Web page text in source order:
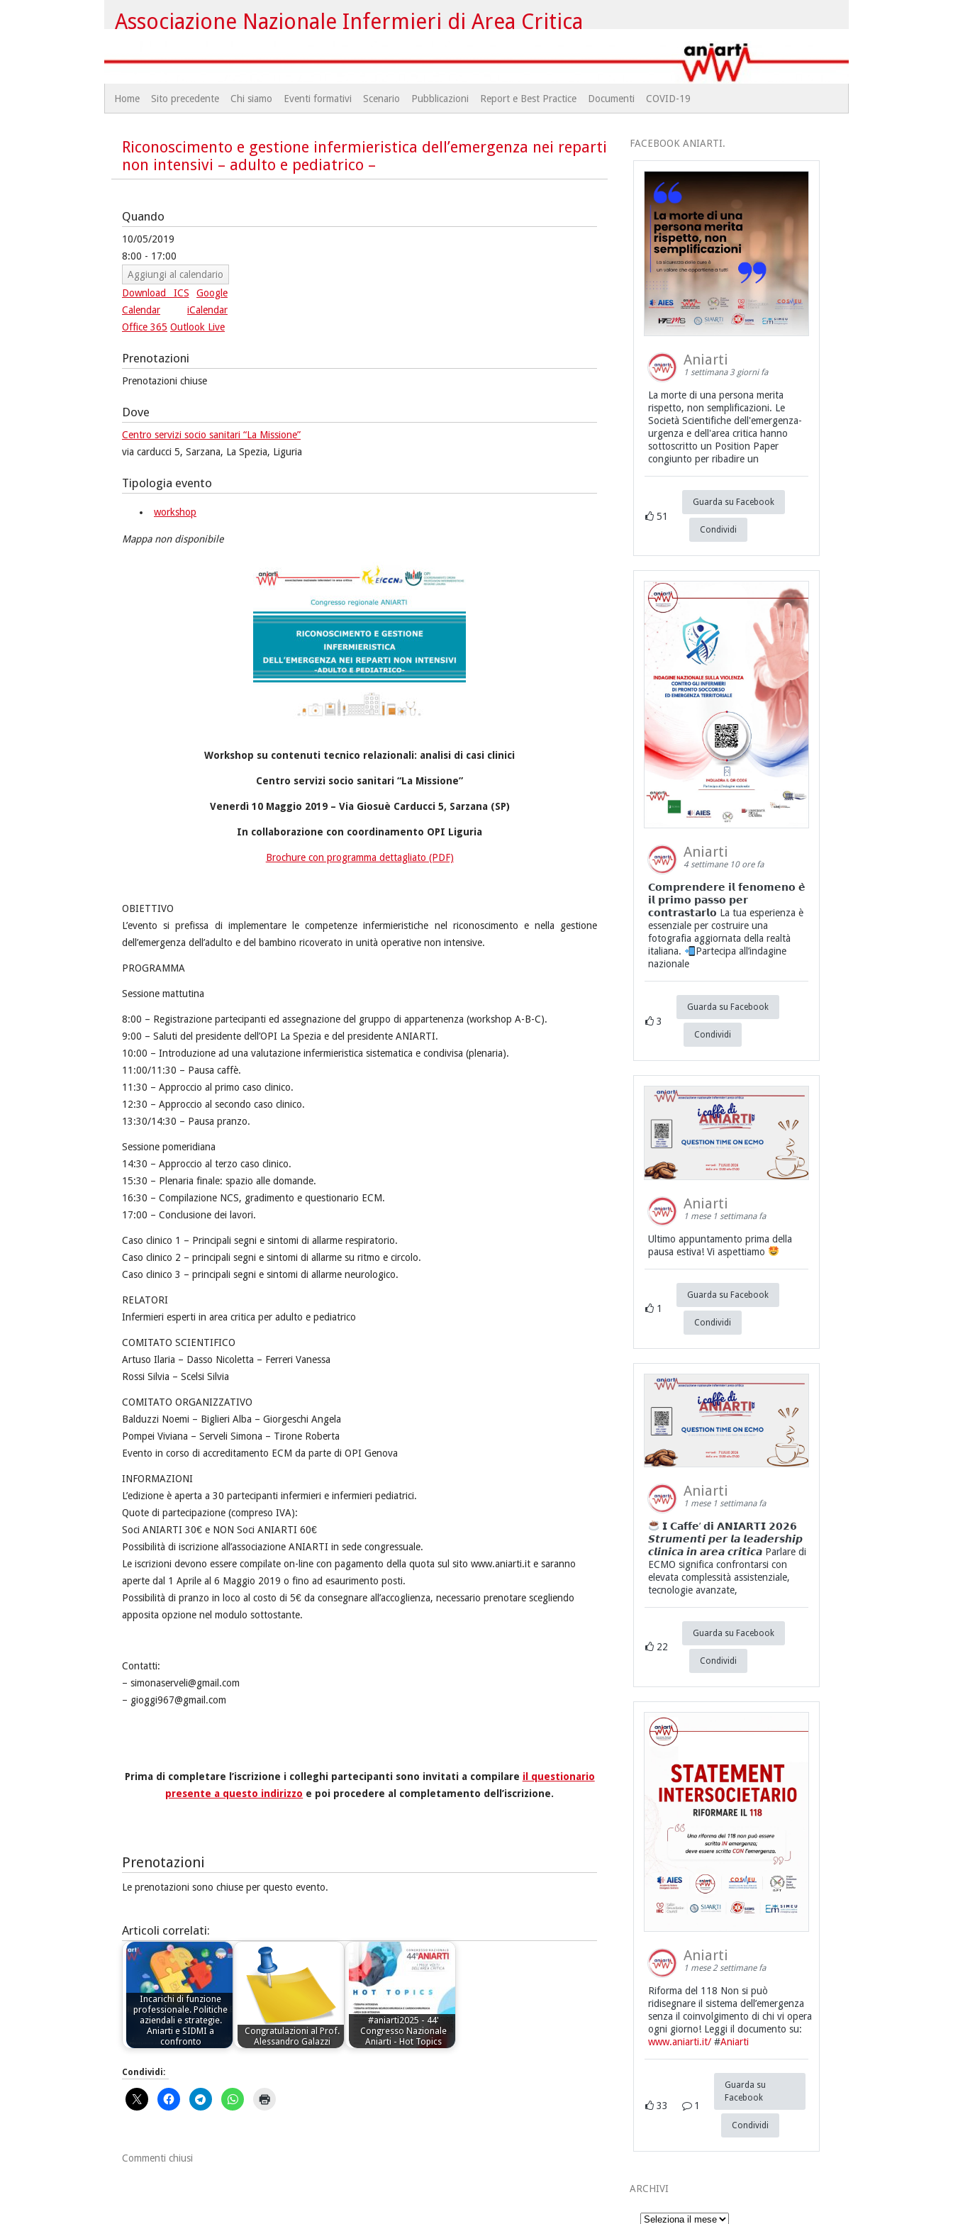
Associazione Nazionale Infermieri di Area Critica
Home Sito precedente Chi siamo Eventi formativi Scenario Pubblicazioni Report e Best Practice Documenti COVID-19
Riconoscimento e gestione infermieristica dell’emergenza nei reparti
non intensivi – adulto e pediatrico –
Quando
10/05/2019
8:00 - 17:00
Aggiungi al calendario
Download ICS
Google
Calendar
iCalendar
Office 365 Outlook Live
Prenotazioni
Prenotazioni chiuse
Dove
Centro servizi socio sanitari “La Missione”
via carducci 5, Sarzana, La Spezia, Liguria
Tipologia evento
workshop
Mappa non disponibile
Workshop su contenuti tecnico relazionali: analisi di casi clinici
Centro servizi socio sanitari “La Missione”
Venerdì 10 Maggio 2019 – Via Giosuè Carducci 5, Sarzana (SP)
In collaborazione con coordinamento OPI Liguria
Brochure con programma dettagliato (PDF)
OBIETTIVO
L’evento si prefissa di implementare le competenze infermieristiche nel riconoscimento e nella gestione
dell’emergenza dell’adulto e del bambino ricoverato in unità operative non intensive.
PROGRAMMA
Sessione mattutina
8:00 – Registrazione partecipanti ed assegnazione del gruppo di appartenenza (workshop A-B-C).
9:00 – Saluti del presidente dell’OPI La Spezia e del presidente ANIARTI.
10:00 – Introduzione ad una valutazione infermieristica sistematica e condivisa (plenaria).
11:00/11:30 – Pausa caffè.
11:30 – Approccio al primo caso clinico.
12:30 – Approccio al secondo caso clinico.
13:30/14:30 – Pausa pranzo.
Sessione pomeridiana
14:30 – Approccio al terzo caso clinico.
15:30 – Plenaria finale: spazio alle domande.
16:30 – Compilazione NCS, gradimento e questionario ECM.
17:00 – Conclusione dei lavori.
Caso clinico 1 – Principali segni e sintomi di allarme respiratorio.
Caso clinico 2 – principali segni e sintomi di allarme su ritmo e circolo.
Caso clinico 3 – principali segni e sintomi di allarme neurologico.
RELATORI
Infermieri esperti in area critica per adulto e pediatrico
COMITATO SCIENTIFICO
Artuso Ilaria – Dasso Nicoletta – Ferreri Vanessa
Rossi Silvia – Scelsi Silvia
COMITATO ORGANIZZATIVO
Balduzzi Noemi – Biglieri Alba – Giorgeschi Angela
Pompei Viviana – Serveli Simona – Tirone Roberta
Evento in corso di accreditamento ECM da parte di OPI Genova
INFORMAZIONI
L’edizione è aperta a 30 partecipanti infermieri e infermieri pediatrici.
Quote di partecipazione (compreso IVA):
Soci ANIARTI 30€ e NON Soci ANIARTI 60€
Possibilità di iscrizione all’associazione ANIARTI in sede congressuale.
Le iscrizioni devono essere compilate on-line con pagamento della quota sul sito www.aniarti.it e saranno
aperte dal 1 Aprile al 6 Maggio 2019 o fino ad esaurimento posti.
Possibilità di pranzo in loco al costo di 5€ da consegnare all’accoglienza, necessario prenotare scegliendo
apposita opzione nel modulo sottostante.
Contatti:
– simonaserveli@gmail.com
– gioggi967@gmail.com
Prima di completare l’iscrizione i colleghi partecipanti sono invitati a compilare il questionario
presente a questo indirizzo e poi procedere al completamento dell’iscrizione.
Prenotazioni
Le prenotazioni sono chiuse per questo evento.
Articoli correlati:
Incarichi di funzione
professionale. Politiche
aziendali e strategie.
Aniarti e SIDMI a
confronto
Congratulazioni al Prof.
Alessandro Galazzi
#aniarti2025 - 44'
Congresso Nazionale
Aniarti - Hot Topics
Condividi:
Commenti chiusi
FACEBOOK ANIARTI.
Aniarti
1 settimana 3 giorni fa
La morte di una persona merita
rispetto, non semplificazioni. Le
Società Scientifiche dell'emergenza-
urgenza e dell'area critica hanno
sottoscritto un Position Paper
congiunto per ribadire un
51
Guarda su Facebook
Condividi
Aniarti
4 settimane 10 ore fa
𝗖𝗼𝗺𝗽𝗿𝗲𝗻𝗱𝗲𝗿𝗲 𝗶𝗹 𝗳𝗲𝗻𝗼𝗺𝗲𝗻𝗼 𝗲̀
𝗶𝗹 𝗽𝗿𝗶𝗺𝗼 𝗽𝗮𝘀𝘀𝗼 𝗽𝗲𝗿
𝗰𝗼𝗻𝘁𝗿𝗮𝘀𝘁𝗮𝗿𝗹𝗼 La tua esperienza è
essenziale per costruire una
fotografia aggiornata della realtà
italiana.
Partecipa all’indagine
nazionale
3
Guarda su Facebook
Condividi
Aniarti
1 mese 1 settimana fa
Ultimo appuntamento prima della
pausa estiva! Vi aspettiamo
1
Guarda su Facebook
Condividi
Aniarti
1 mese 1 settimana fa
𝗜 𝗖𝗮𝗳𝗳𝗲’ 𝗱𝗶 𝗔𝗡𝗜𝗔𝗥𝗧𝗜 𝟮𝟬𝟮𝟲
𝙎𝙩𝙧𝙪𝙢𝙚𝙣𝙩𝙞 𝙥𝙚𝙧 𝙡𝙖 𝙡𝙚𝙖𝙙𝙚𝙧𝙨𝙝𝙞𝙥
𝙘𝙡𝙞𝙣𝙞𝙘𝙖 𝙞𝙣 𝙖𝙧𝙚𝙖 𝙘𝙧𝙞𝙩𝙞𝙘𝙖 Parlare di
ECMO significa confrontarsi con
elevata complessità assistenziale,
tecnologie avanzate,
22
Guarda su Facebook
Condividi
Aniarti
1 mese 2 settimane fa
Riforma del 118 Non si può
ridisegnare il sistema dell’emergenza
senza il coinvolgimento di chi vi opera
ogni giorno! Leggi il documento su:
www.aniarti.it/ #Aniarti
33 1
Guarda su
Facebook
Condividi
ARCHIVI
Archivi